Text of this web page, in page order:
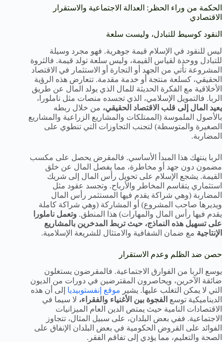
الحكمة من وراء الحظر: العدالة الاجتماعية والاستقرار
الاقتصادي
النقود كوسيط للتبادل، وليست سلعة
ليس للنقود في الإسلام قيمة جوهرية. فهو مجرد وسيلة
للتبادل ووحدة لقياس القيمة، وليس سلعة تولد قيمة. فالثروة
المشروعة تأتي من الجهد أو التجارة أو الاستثمار في الاقتصاد
الحقيقي، كسلعة منتجة أو خدمة مقدمة. تتعارض هذه الرؤية
الأخلاقية مع الفكرة الحديثة للمال الذي يولد المال عن طريق
الربا. فالتمويل الإسلامي، الذي تجسده منصات مثل ناملورا،
يعيد المال إلى قلب الاقتصاد الحقيقي، من خلال ربطه
بالأصول الملموسة (الممتلكات والمشاريع الزراعية والمشاريع
الصغيرة والمتوسطة) لتجنب التجاوزات التي تنطوي على
المضاربة.
الربا ينتهك هذا المبدأ الأساسي. فالمقرض يحصل على مكسب
مضمون دون جهد أو مخاطرة، مما يفصل المال عن خلق
القيمة. يشجع الإسلام على تحويل رأس المال إلى شريك
استثماري يتقاسم المخاطر والأرباح. وتجسد عقود مثل
المضاربة (وهي شراكة يقدم فيها المستثمر رأس المال
ويديرها صاحب المشروع) أو المشاركة (وهي شراكة كاملة
يقدم فيها رأس المال والمهارات) هذا المنطق. وتعمل ناملورا
على تسهيل هذه النماذج، حيث تربط المدخرين بالمشاريع
الإنتاجية مع ضمان الشفافية والامتثال للشريعة الإسلامية.
حصن ضد الظلم وعدم الاستقرار
يوسع الربا من الفوارق الاجتماعية. فالمقرضون يستغلون
ضائقة الآخرين، ويحاصرون المقترضين في دورات من الديون
التي لا يمكن التغلب عليها. يشير موقع إنفستوبيديا إلى أن هذه
الديناميكية توسع الفجوة بين الأغنياء والفقراء، لا سيما في
الاقتصادات النامية حيث يمتص الدين العام الميزانيات
الاجتماعية. ففي بعض البلدان، على سبيل المثال، تتجاوز
الفوائد على القروض الحكومية في بعض البلدان الإنفاق على
الصحة والتعليم، مما يؤدي إلى تفاقم الفقر.